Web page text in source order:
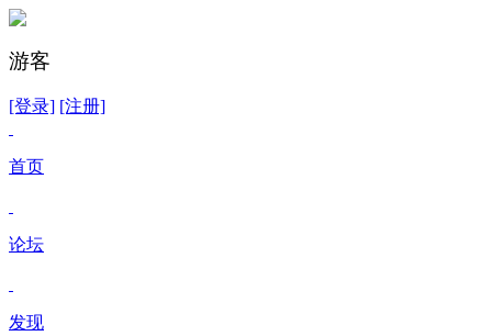
游客
[登录] [注册]
首页
论坛
发现